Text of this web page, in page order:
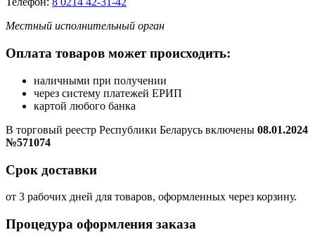
Местный исполнительный орган
Оплата товаров может происходить:
наличными при получении
через систему платежей ЕРИП
картой любого банка
В торговый реестр Республики Беларусь включены 08.01.2024
№571074
Срок доставки
от 3 рабочих дней для товаров, оформленных через корзину.
Процедура оформления заказа